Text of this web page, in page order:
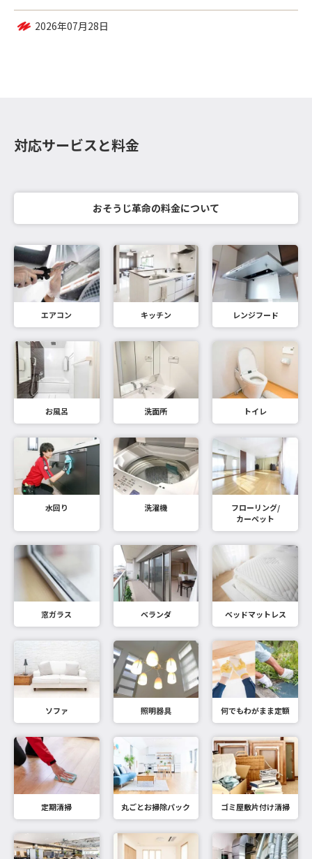
備付オーブンレンジ内部 , エアコン（壁...
75,680円
対応サービスと料金
おそうじ革命の料金について
エアコン キッチン レンジフード
お風呂 洗面所 トイレ
水回り 洗濯機
フローリング/
カーペット
窓ガラス ベランダ ベッドマットレス
ソファ 照明器具 何でもわがまま定額
定期清掃 丸ごとお掃除パック ゴミ屋敷片付け清掃